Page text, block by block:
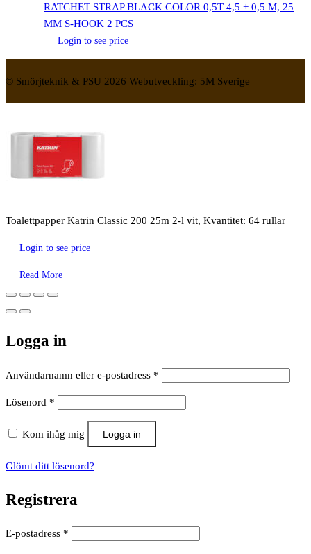
RATCHET STRAP BLACK COLOR 0,5T 4,5 + 0,5 M, 25
MM S-HOOK 2 PCS
Login to see price
© Smörjteknik & PSU 2026 Webutveckling: 5M Sverige
Toalettpapper Katrin Classic 200 25m 2-l vit, Kvantitet: 64 rullar
Login to see price
Read More
Logga in
Användarnamn eller e-postadress *
Lösenord *
Kom ihåg mig Logga in
Glömt ditt lösenord?
Registrera
E-postadress *